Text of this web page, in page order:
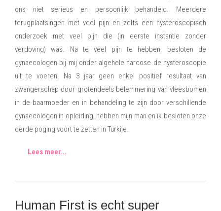
ons niet serieus en persoonlijk behandeld. Meerdere
terugplaatsingen met veel pijn en zelfs een hysteroscopisch
onderzoek met veel pijn die (in eerste instantie zonder
verdoving) was. Na te veel pijn te hebben, besloten de
gynaecologen bij mij onder algehele narcose de hysteroscopie
uit te voeren. Na 3 jaar geen enkel positief resultaat van
zwangerschap door grotendeels belemmering van vleesbomen
in de baarmoeder en in behandeling te zijn door verschillende
gynaecologen in opleiding, hebben mijn man en ik besloten onze
derde poging voort te zetten in Turkije.
Lees meer...
Human First is echt super